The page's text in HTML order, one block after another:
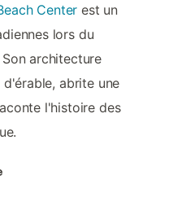
Center est un
lors du
architecture
abrite une
l'histoire des